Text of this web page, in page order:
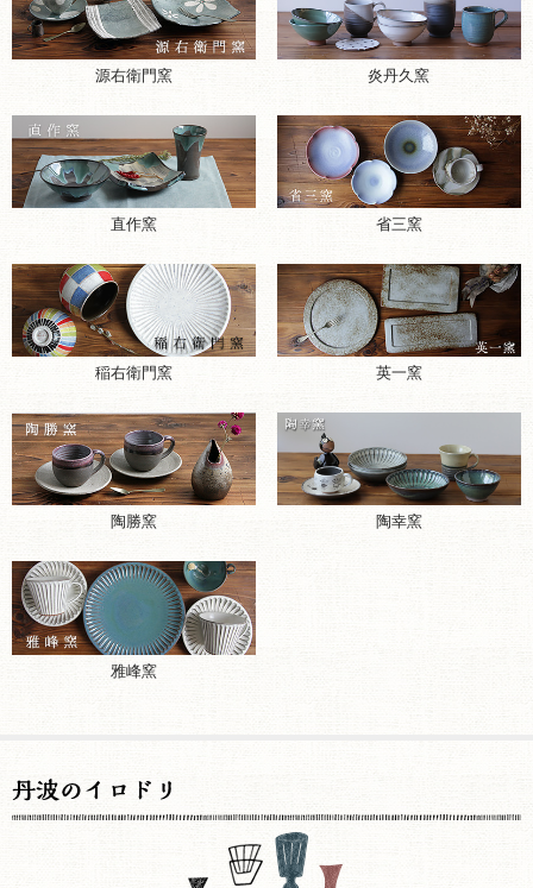
源右衛門窯 炎丹久窯
直作窯 省三窯
稲右衛門窯 英一窯
陶勝窯 陶幸窯
雅峰窯